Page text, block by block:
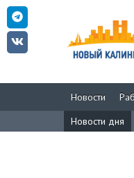
Новости
Новости дня